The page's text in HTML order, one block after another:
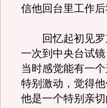
信他回台里工作
回忆起初见罗
一次到中央台试
当时感觉能有一
特别激动，觉得
他是一个特别亲